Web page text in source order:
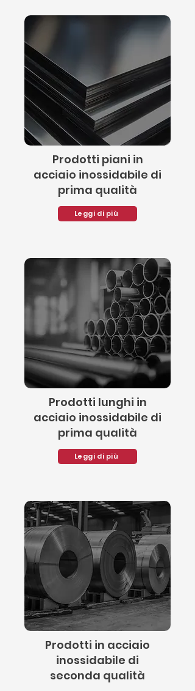
Prodotti piani in
acciaio inossidabile di
prima qualità
Leggi di più
Prodotti lunghi in
acciaio inossidabile di
prima qualità
Leggi di più
Prodotti in acciaio
inossidabile di
seconda qualità